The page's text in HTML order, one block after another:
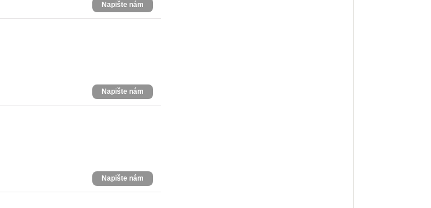
Napište nám
Napište nám
Napište nám